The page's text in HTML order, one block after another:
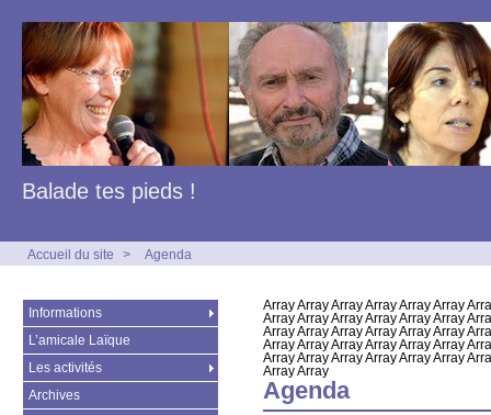
Balade tes pieds !
Accueil du site > Agenda
Array Array Array Array Array Array
Array Array Array Array Array Array
Array Array Array Array Array Array
Array Array Array Array Array Array
Array Array Array Array Array Array
Array Array
Agenda
Informations
L’amicale Laïque
Les activités
Archives